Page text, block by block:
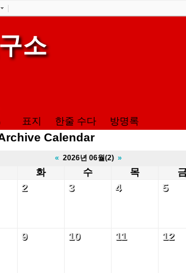
소
표지 한줄 수다 방명록
Calendar
« 2026년 06월(2) »
화 수 목
2
2 3
3 4
4 5
5
9
9 10
10 11
11 12
12